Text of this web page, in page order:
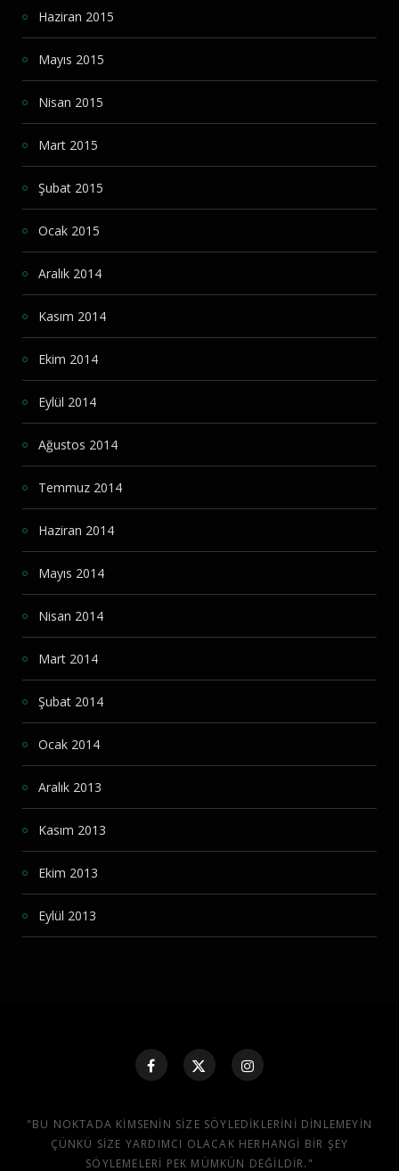
Haziran 2015
Mayıs 2015
Nisan 2015
Mart 2015
Şubat 2015
Ocak 2015
Aralık 2014
Kasım 2014
Ekim 2014
Eylül 2014
Ağustos 2014
Temmuz 2014
Haziran 2014
Mayıs 2014
Nisan 2014
Mart 2014
Şubat 2014
Ocak 2014
Aralık 2013
Kasım 2013
Ekim 2013
Eylül 2013
"BU NOKTADA KIMSENIN SIZE SÖYLEDIKLERINI DINLEMEYIN
ÇÜNKÜ SIZE YARDIMCI OLACAK HERHANGI BIR ŞEY
SÖYLEMELERI PEK MÜMKÜN DEĞILDIR."